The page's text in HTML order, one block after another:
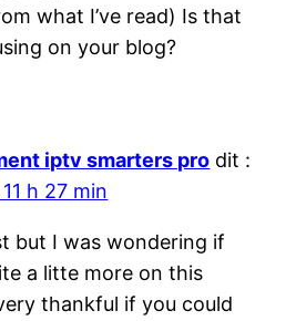
what I’ve read) Is that
on your blog?
iptv smarters pro dit :
h 27 min
but I was wondering if
a litte more on this
thankful if you could